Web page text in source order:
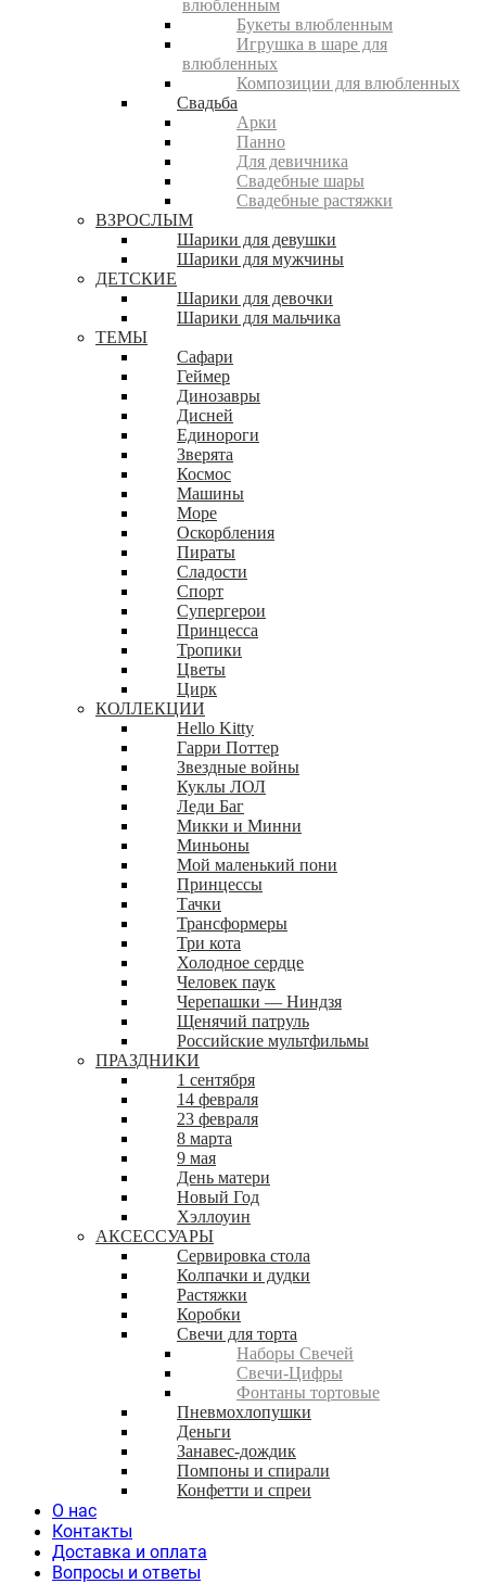
влюбленным
Букеты влюбленным
Игрушка в шаре для
влюбленных
Композиции для влюбленных
Свадьба
Арки
Панно
Для девичника
Свадебные шары
Свадебные растяжки
ВЗРОСЛЫМ
Шарики для девушки
Шарики для мужчины
ДЕТСКИЕ
Шарики для девочки
Шарики для мальчика
ТЕМЫ
Сафари
Геймер
Динозавры
Дисней
Единороги
Зверята
Космос
Машины
Море
Оскорбления
Пираты
Сладости
Спорт
Супергерои
Принцесса
Тропики
Цветы
Цирк
КОЛЛЕКЦИИ
Hello Kitty
Гарри Поттер
Звездные войны
Куклы ЛОЛ
Леди Баг
Микки и Минни
Миньоны
Мой маленький пони
Принцессы
Тачки
Трансформеры
Три кота
Холодное сердце
Человек паук
Черепашки — Ниндзя
Щенячий патруль
Российские мультфильмы
ПРАЗДНИКИ
1 сентября
14 февраля
23 февраля
8 марта
9 мая
День матери
Новый Год
Хэллоуин
АКСЕССУАРЫ
Сервировка стола
Колпачки и дудки
Растяжки
Коробки
Свечи для торта
Наборы Свечей
Свечи-Цифры
Фонтаны тортовые
Пневмохлопушки
Деньги
Занавес-дождик
Помпоны и спирали
Конфетти и спреи
О нас
Контакты
Доставка и оплата
Вопросы и ответы